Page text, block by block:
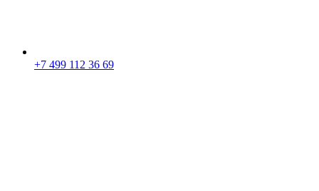
+7 499 112 36 69